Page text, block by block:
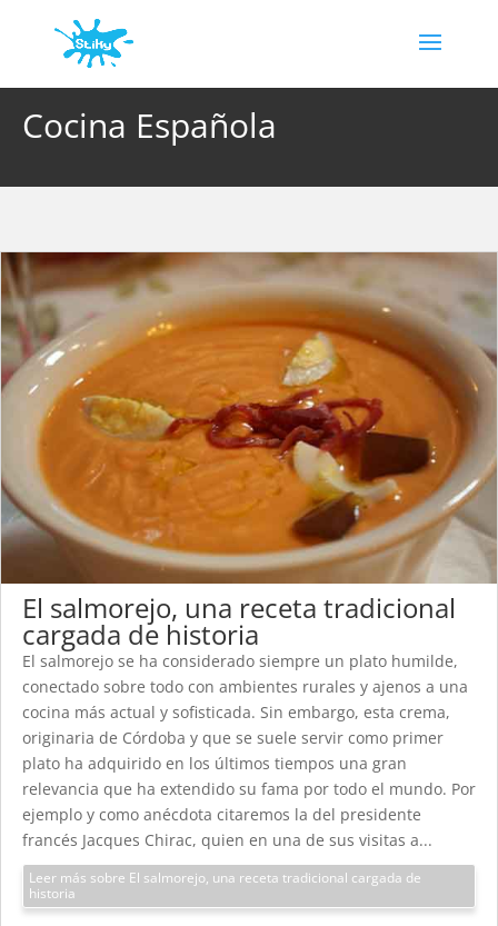
Cocina Española
El salmorejo, una receta tradicional
cargada de historia
El salmorejo se ha considerado siempre un plato humilde,
conectado sobre todo con ambientes rurales y ajenos a una
cocina más actual y sofisticada. Sin embargo, esta crema,
originaria de Córdoba y que se suele servir como primer
plato ha adquirido en los últimos tiempos una gran
relevancia que ha extendido su fama por todo el mundo. Por
ejemplo y como anécdota citaremos la del presidente
francés Jacques Chirac, quien en una de sus visitas a...
Leer más sobre El salmorejo, una receta tradicional cargada de
historia